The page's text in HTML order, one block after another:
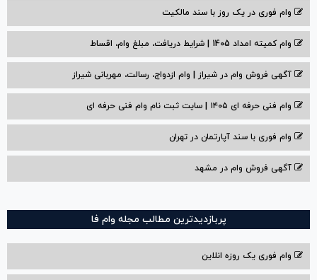
وام فوری در یک روز با سند مالکیت
وام کمیته امداد 1405 | شرایط دریافت، مبلغ وام، اقساط
آگهی فروش وام در شیراز | وام ازدواج، رسالت، مهربانی شیراز
وام فنی حرفه ای ۱۴۰۵ | سایت ثبت نام وام فنی حرفه ای
وام فوری با سند آپارتمان در تهران
آگهی فروش وام در مشهد
پربازدیدترین مطالب مجله وام فا
وام فوری یک روزه انلاین